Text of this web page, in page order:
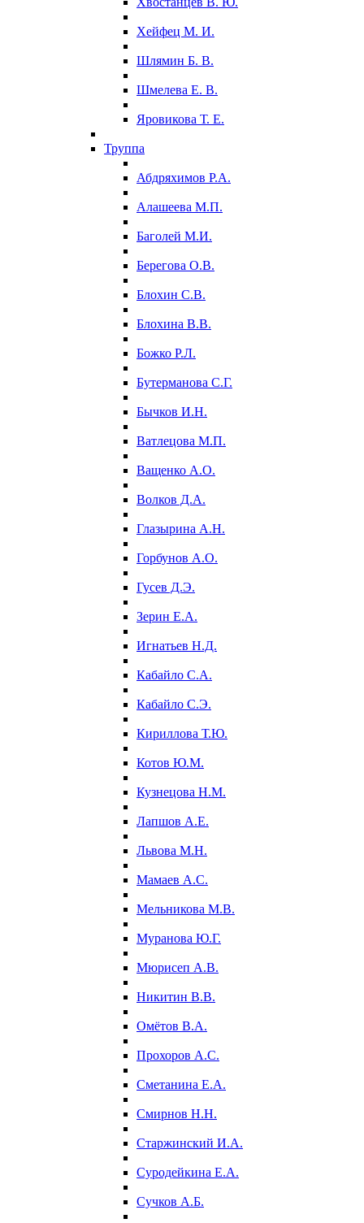
Хейфец М. И.
Шлямин Б. В.
Шмелева Е. В.
Яровикова Т. Е.
Труппа
Абдряхимов Р.А.
Алашеева М.П.
Баголей М.И.
Берегова О.В.
Блохин С.В.
Блохина В.В.
Божко Р.Л.
Бутерманова С.Г.
Бычков И.Н.
Ватлецова М.П.
Ващенко А.О.
Волков Д.А.
Глазырина А.Н.
Горбунов А.О.
Гусев Д.Э.
Зерин Е.А.
Игнатьев Н.Д.
Кабайло С.А.
Кабайло С.Э.
Кириллова Т.Ю.
Котов Ю.М.
Кузнецова Н.М.
Лапшов А.Е.
Львова М.Н.
Мамаев А.С.
Мельникова М.В.
Муранова Ю.Г.
Мюрисеп А.В.
Никитин В.В.
Омётов В.А.
Прохоров А.С.
Сметанина Е.А.
Смирнов Н.Н.
Старжинский И.А.
Суродейкина Е.А.
Сучков А.Б.